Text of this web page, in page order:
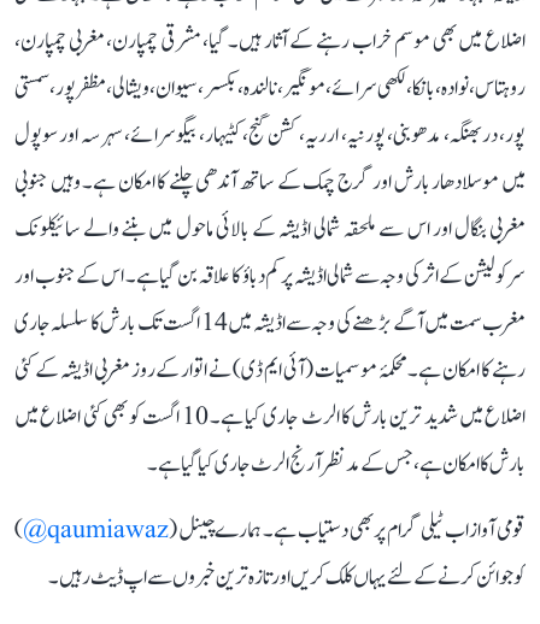
اضلاع میں بھی موسم خراب رہنے کے آثار ہیں۔ گیا، مشرقی چمپارن، مغربی چمپارن،
روہتاس، نوادہ، بانکا، لکھی سرائے، مونگیر، نالندہ، بکسر، سیوان، ویشالی، مظفر پور، سمستی
پور، دربھنگہ، مدھوبنی، پورنیہ، ارریہ، کشن گنج، کٹیہار، بیگوسرائے، سہرسہ اور سوپول
میں موسلادھار بارش اور گرج چمک کے ساتھ آندھی چلنے کا امکان ہے۔ وہیں جنوبی
مغربی بنگال اور اس سے ملحقہ شمالی اڈیشہ کے بالائی ماحول میں بننے والے سائیکلونک
سرکولیشن کے اثر کی وجہ سے شمالی اڈیشہ پر کم دباؤ کا علاقہ بن گیا ہے۔ اس کے جنوب اور
مغرب سمت میں آگے بڑھنے کی وجہ سے اڈیشہ میں 14 اگست تک بارش کا سلسلہ جاری
رہنے کا امکان ہے۔ محکمۂ موسمیات (آئی ایم ڈی) نے اتوار کے روز مغربی اڈیشہ کے کئی
اضلاع میں شدید ترین بارش کا الرٹ جاری کیا ہے۔ 10 اگست کو بھی کئی اضلاع میں
بارش کا امکان ہے، جس کے مدنظر آرنج الرٹ جاری کیا گیا ہے۔
قومی آواز اب ٹیلی گرام پر بھی دستیاب ہے۔ ہمارے چینل (qaumiawaz@
)
کو جوائن کرنے کے لئے یہاں کلک کریں اور تازہ ترین خبروں سے اپ ڈیٹ رہیں۔